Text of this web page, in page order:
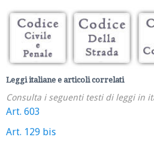
Leggi italiane e articoli correlati
Consulta i seguenti testi di leggi in
Art. 603
Art. 129 bis